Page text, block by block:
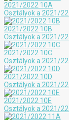
2021/2022 10A
Osztályok a 2021/
2021/2022 10B
Osztályok a 2021/
2021/2022 10C
Osztályok a 2021/
2021/2022 10D
Osztályok a 2021/
2021/2022 10E
Osztályok a 2021/